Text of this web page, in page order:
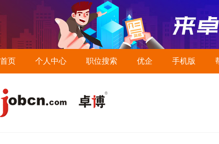
首页 个人中心 职位搜索 优企 手机版